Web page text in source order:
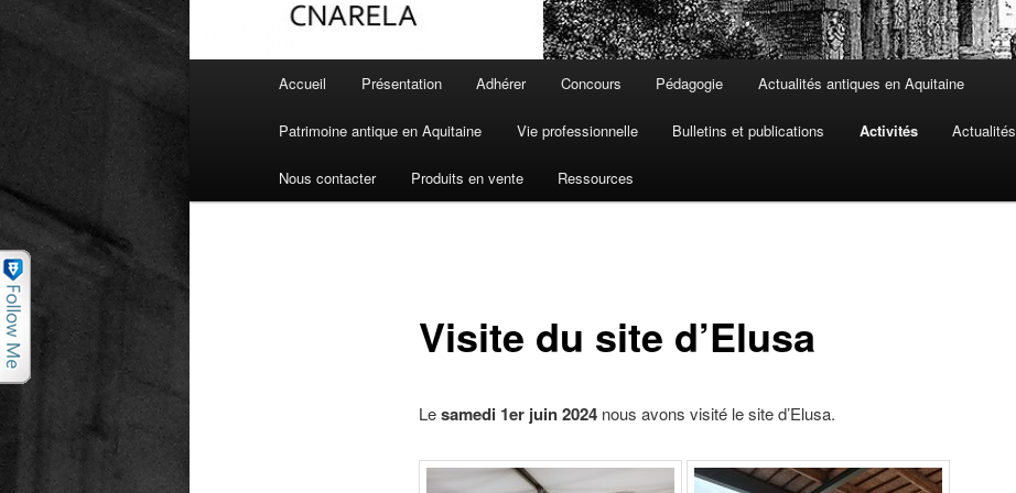
Aller au contenu principal
Aller au contenu secondaire
Accueil Présentation Adhérer Concours Pédagogie Actualités antiques en Aquitaine
Patrimoine antique en Aquitaine Vie professionnelle Bulletins et publications Activités Actualités
Nous contacter Produits en vente Ressources
Visite du site d’Elusa
Lesamedi 1er juin 2024nous avons visité le site d’Elusa.